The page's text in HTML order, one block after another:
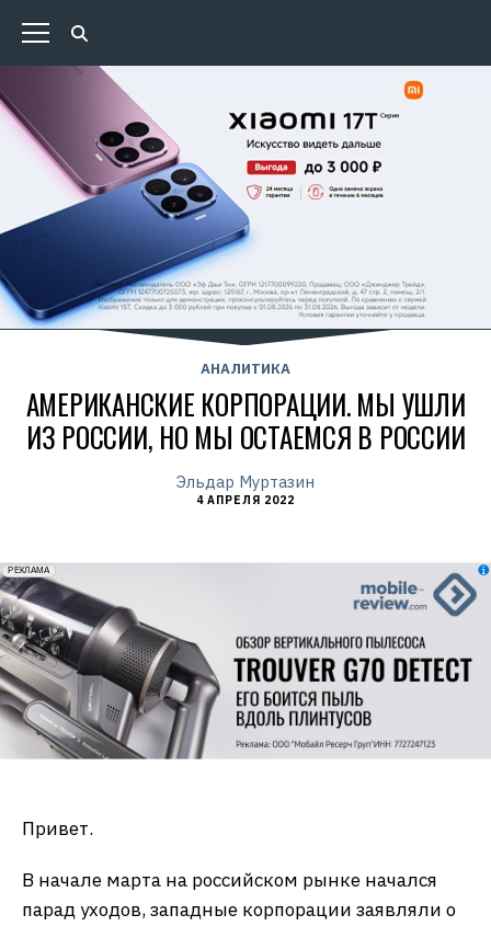
АНАЛИТИКА
АМЕРИКАНСКИЕ КОРПОРАЦИИ. МЫ УШЛИ
ИЗ РОССИИ, НО МЫ ОСТАЕМСЯ В РОССИИ
Эльдар Муртазин
4 АПРЕЛЯ 2022
erid: 2VfnxxmNzs5
РЕКЛАМА
Привет.
В начале марта на российском рынке начался
парад уходов, западные корпорации заявляли о